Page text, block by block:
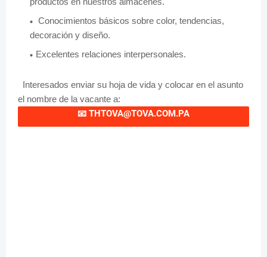
Conocimientos básicos sobre color, tendencias,
decoración y diseño.
Excelentes relaciones interpersonales.
Interesados enviar su hoja de vida y colocar en el asunto
el nombre de la vacante a:
📧 THTOVA@TOVA.COM.PA